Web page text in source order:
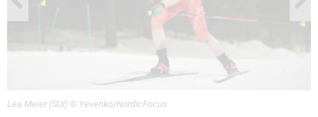
Lea Meier (SUI) © Yevenko/NordicFocus